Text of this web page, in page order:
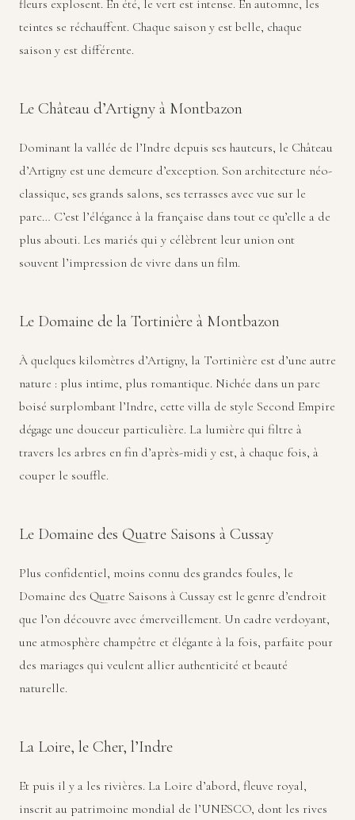
fleurs explosent. En été, le vert est intense. En automne, les
teintes se réchauffent. Chaque saison y est belle, chaque
saison y est différente.
Le Château d’Artigny à Montbazon
Dominant la vallée de l’Indre depuis ses hauteurs, le Château
d’Artigny est une demeure d’exception. Son architecture néo-
classique, ses grands salons, ses terrasses avec vue sur le
parc… C’est l’élégance à la française dans tout ce qu’elle a de
plus abouti. Les mariés qui y célèbrent leur union ont
souvent l’impression de vivre dans un film.
Le Domaine de la Tortinière à Montbazon
À quelques kilomètres d’Artigny, la Tortinière est d’une autre
nature : plus intime, plus romantique. Nichée dans un parc
boisé surplombant l’Indre, cette villa de style Second Empire
dégage une douceur particulière. La lumière qui filtre à
travers les arbres en fin d’après-midi y est, à chaque fois, à
couper le souffle.
Le Domaine des Quatre Saisons à Cussay
Plus confidentiel, moins connu des grandes foules, le
Domaine des Quatre Saisons à Cussay est le genre d’endroit
que l’on découvre avec émerveillement. Un cadre verdoyant,
une atmosphère champêtre et élégante à la fois, parfaite pour
des mariages qui veulent allier authenticité et beauté
naturelle.
La Loire, le Cher, l’Indre
Et puis il y a les rivières. La Loire d’abord, fleuve royal,
inscrit au patrimoine mondial de l’UNESCO, dont les rives